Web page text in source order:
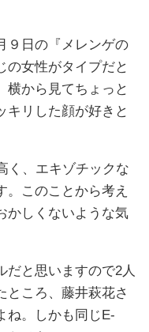
９日の『メレンゲの
の女性がタイプだと
横から見てちょっと
キリした顔が好きと
く、エキゾチックな
。このことから考え
かしくないような気
だと思いますので2人
ところ、藤井萩花さ
ね。しかも同じE-